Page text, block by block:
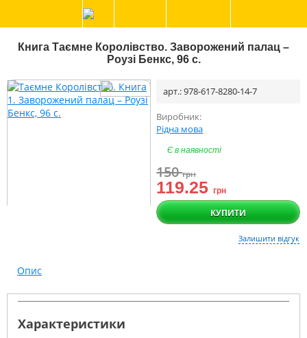
Книга Таємне Королівство. Заворожений палац –
Роузі Бенкс, 96 с.
арт.: 978-617-8280-14-7
Виробник:
Рідна мова
Є в наявності
150грн
119.25грн
КУПИТИ
Залишити відгук
Опис
Характеристики